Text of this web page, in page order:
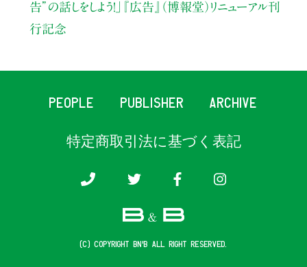
告”の話しをしよう！」『広告』（博報堂）リニューアル刊
行記念
PEOPLE PUBLISHER ARCHIVE
特定商取引法に基づく表記
(c) COPYRIGHT B&B ALL RIGHT RESERVED.